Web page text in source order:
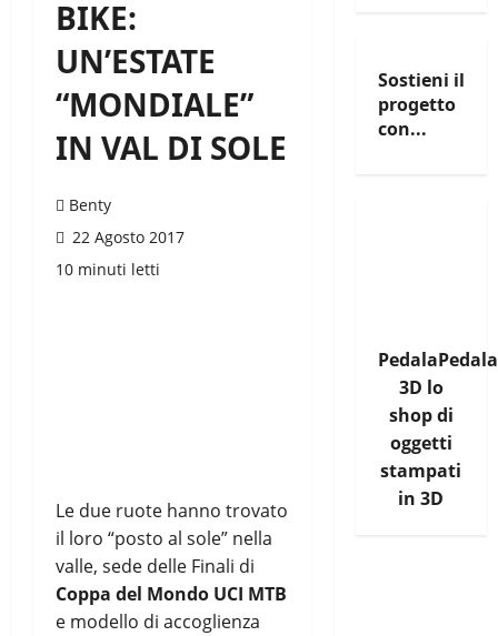
BIKE:
UN’ESTATE
“MONDIALE”
IN VAL DI SOLE
Benty
22 Agosto 2017
10 minuti letti
Le due ruote hanno trovato
il loro “posto al sole” nella
valle, sede delle Finali di
Coppa del Mondo UCI MTB
e modello di accoglienza
Sostieni il
progetto
con...
PedalaPedala
3D lo
shop di
oggetti
stampati
in 3D